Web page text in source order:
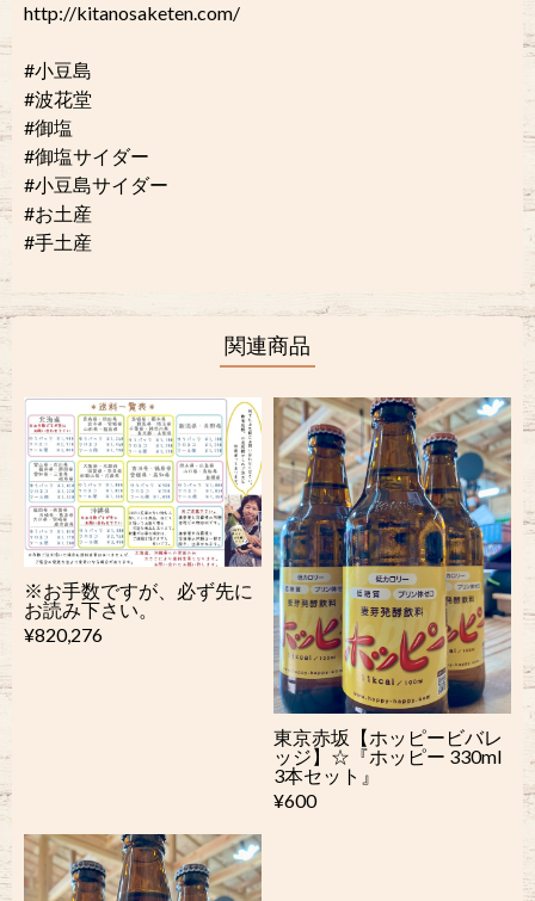
http://kitanosaketen.com/
#小豆島
#波花堂
#御塩
#御塩サイダー
#小豆島サイダー
#お土産
#手土産
関連商品
※お手数ですが、必ず先に
お読み下さい。
¥820,276
東京赤坂【ホッピービバレ
ッジ】☆『ホッピー 330ml
3本セット』
¥600